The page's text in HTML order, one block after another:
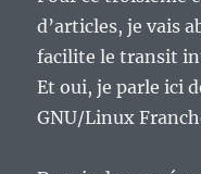
d’articles, je vais
facilite le transit
Et oui, je parle ici
GNU/Linux